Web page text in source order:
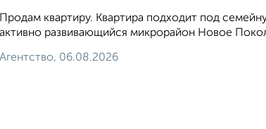
Продам квартиру. Квартира подходит под
активно развивающийся микрорайон Новое
Агентство, 06.08.2026